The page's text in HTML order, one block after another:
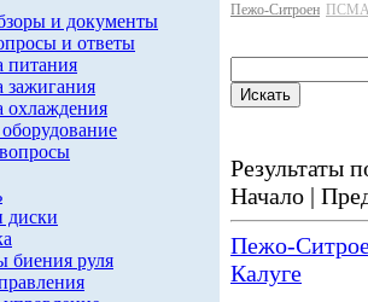
и документы
и ответы
питания
зажигания
охлаждения
биения руля
Пежо-Ситроен ПСМА
Результаты
Начало |
Пежо-
Калуге